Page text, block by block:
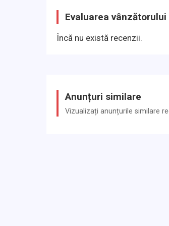
Evaluarea vânzătorului
Încă nu există recenzii.
Anunțuri similare
Vizualizați anunțurile similare